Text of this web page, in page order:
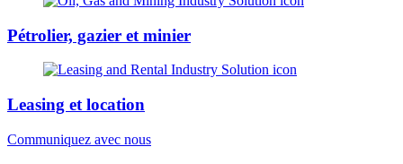
Pétrolier, gazier et minier
Leasing et location
Communiquez avec nous